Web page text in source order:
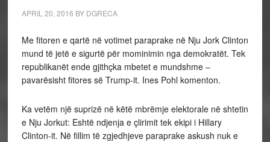
APRIL 20, 2016 BY DGRECA
Me fitoren e qartë në votimet paraprake në Nju Jork Clinton
mund të jetë e sigurtë për mominimin nga demokratët. Tek
republikanët ende gjithçka mbetet e mundshme –
pavarësisht fitores së Trump-it. Ines Pohl komenton.
Ka vetëm një suprizë në këtë mbrëmje elektorale në shtetin
e Nju Jorkut: Eshtë ndjenja e çlirimit tek ekipi i Hillary
Clinton-it. Në fillim të zgjedhjeve paraprake askush nuk e